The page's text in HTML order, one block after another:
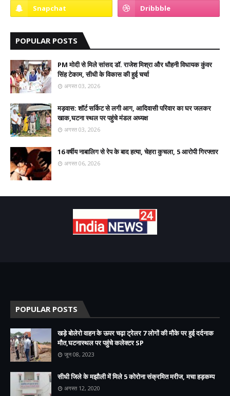
POPULAR POSTS
PM मोदी से मिले सांसद डॉ. राजेश मिश्रा और धौहनी विधायक कुंवर
सिंह टेकाम, सीधी के विकास की हुई चर्चा
अगस्त 03, 2026
मड़वास: शॉर्ट सर्किट से लगी आग, आदिवासी परिवार का घर जलकर
खाक,घटना स्थल पर पहुंचे मंडल अध्यक्ष
अगस्त 03, 2026
16 वर्षीय नाबालिग से रेप के बाद हत्या, चेहरा कुचला, 5 आरोपी गिरफ्तार
अगस्त 06, 2026
POPULAR POSTS
खड़े बोलेरो वाहन के ऊपर चढ़ा ट्रेलर 7 लोगों की मौके पर हुई दर्दनाक
मौत,घटनास्थल पर पहुंचे कलेक्टर SP
जून 08, 2023
सीधी जिले के मझौली में मिले 5 कोरोना संक्रमित मरीज, मचा हड़कम्प
अगस्त 12, 2020